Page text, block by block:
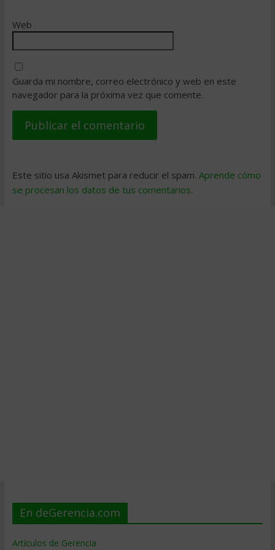
Web
Guarda mi nombre, correo electrónico y web en este
navegador para la próxima vez que comente.
Este sitio usa Akismet para reducir el spam. Aprende cómo
se procesan los datos de tus comentarios.
En deGerencia.com
Artículos de Gerencia